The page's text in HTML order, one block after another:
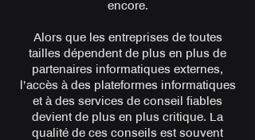
encore.
Alors que les entreprises de toutes
tailles dépendent de plus en plus de
partenaires informatiques externes,
l’accès à des plateformes informatiques
et à des services de conseil fiables
devient de plus en plus critique. La
qualité de ces conseils est souvent